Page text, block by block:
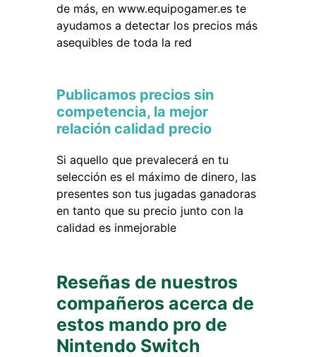
de más, en www.equipogamer.es te
ayudamos a detectar los precios más
asequibles de toda la red
Publicamos precios sin
competencia, la mejor
relación calidad precio
Si aquello que prevalecerá en tu
selección es el máximo de dinero, las
presentes son tus jugadas ganadoras
en tanto que su precio junto con la
calidad es inmejorable
Reseñas de nuestros
compañeros acerca de
estos mando pro de
Nintendo Switch